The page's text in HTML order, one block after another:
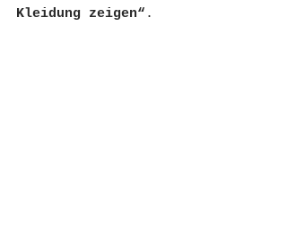
Kleidung zeigen“ .